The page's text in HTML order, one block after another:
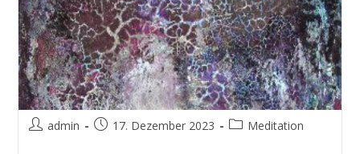
admin 17. Dezember 2023 Meditation